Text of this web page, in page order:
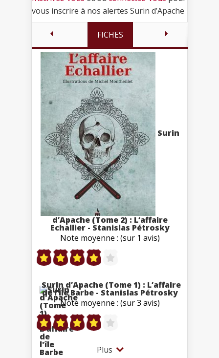
vous inscrire à nos alertes Surin d’Apache
FICHES
Surin
d’Apache (Tome 2) : L’affaire
Echallier - Stanislas Pétrosky
Note moyenne : (sur 1 avis)
Surin d’Apache (Tome 1) : L’affaire
de l’île Barbe - Stanislas Pétrosky
Note moyenne : (sur 3 avis)
Plus